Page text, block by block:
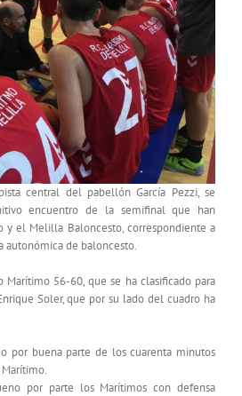
central del pabellón García Pezzi, se
encuentro de la semifinal que han
y el Melilla Baloncesto, correspondiente a
autonómica de baloncesto.
Marítimo 56-60, que se ha clasificado para
Soler, que por su lado del cuadro ha
por buena parte de los cuarenta minutos
por parte los Marítimos con defensa